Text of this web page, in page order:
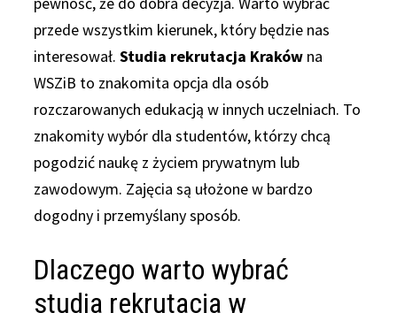
przede wszystkim kierunek, który będzie nas
interesował.Studia rekrutacja Kraków na
WSZiB to znakomita opcja dla osób
rozczarowanych edukacją w innych uczelniach. To
znakomity wybór dla studentów, którzy chcą
pogodzić naukę z życiem prywatnym lub
zawodowym. Zajęcia są ułożone w bardzo
dogodny i przemyślany sposób.
Dlaczego warto wybrać
studia rekrutacja w